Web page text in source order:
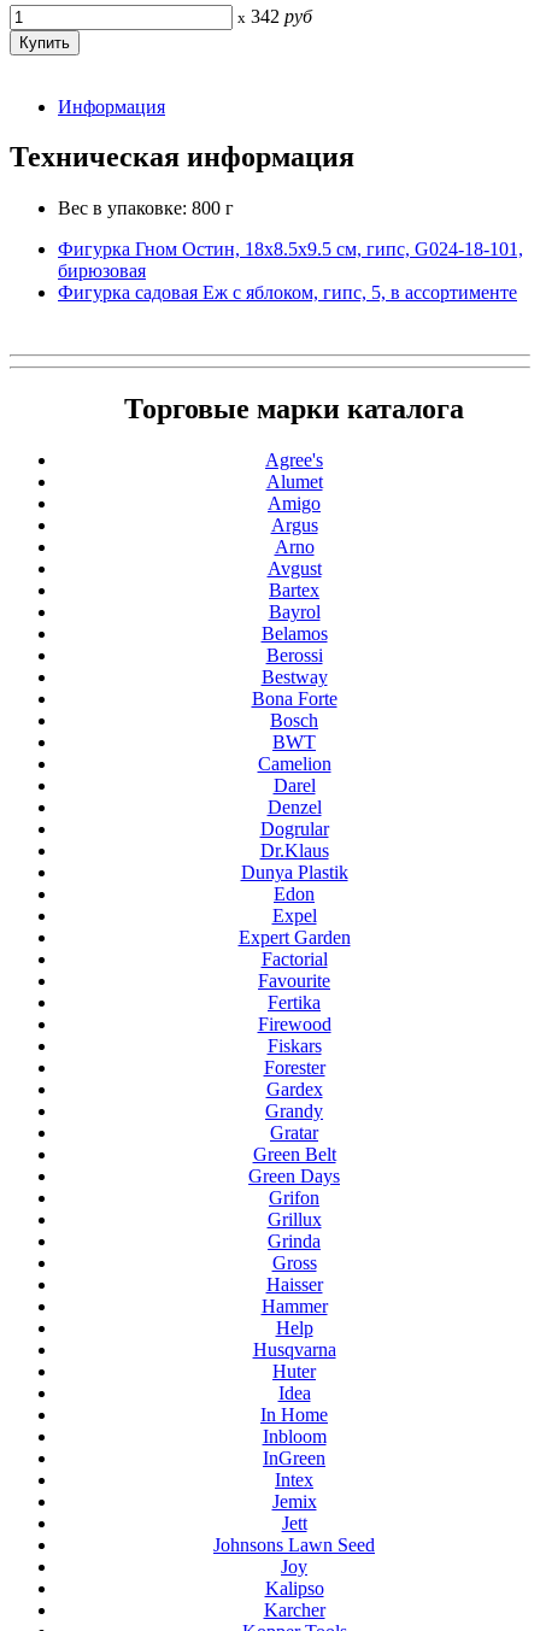
x 342 руб
Информация
Техническая информация
Вес в упаковке: 800 г
Фигурка Гном Остин, 18х8.5х9.5 см, гипс, G024-18-101,
бирюзовая
Фигурка садовая Еж с яблоком, гипс, 5, в ассортименте
Торговые марки каталога
Agree's
Alumet
Amigo
Argus
Arno
Avgust
Bartex
Bayrol
Belamos
Berossi
Bestway
Bona Forte
Bosch
BWT
Camelion
Darel
Denzel
Dogrular
Dr.Klaus
Dunya Plastik
Edon
Expel
Expert Garden
Factorial
Favourite
Fertika
Firewood
Fiskars
Forester
Gardex
Grandy
Gratar
Green Belt
Green Days
Grifon
Grillux
Grinda
Gross
Haisser
Hammer
Help
Husqvarna
Huter
Idea
In Home
Inbloom
InGreen
Intex
Jemix
Jett
Johnsons Lawn Seed
Joy
Kalipso
Karcher